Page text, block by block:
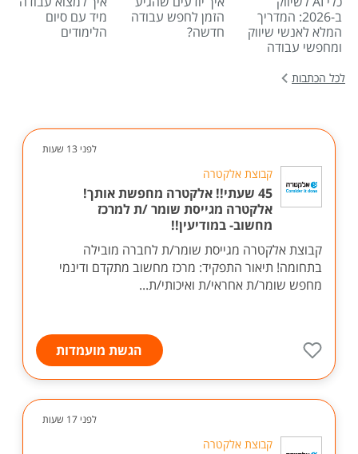
ב-2026: המדריך
המלא לאנשי שיווק
ומחפשי עבודה
הזמן לחפש עבודה
חדשה?
מיד עם סיום
הלימודים
לכל הכתבות
לפני 13 שעות
קבוצת אלקטרה
45 שעתי!! אלקטרה מחפשת אותך!
אלקטרה מגייסת שומר /ת למרכז
מחשוב- במודיעין!!
קבוצת אלקטרה מגייסת שומר/ת לחברה מובילה
בתחומה! תיאור התפקיד: מרכז מחשוב מתקדם ודינמי
מחפש שומר/ת אחראי/ת ואיכותי/ת...
הגשת מועמדות
לפני 17 שעות
קבוצת אלקטרה